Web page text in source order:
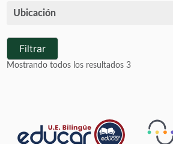
Ubicación
Filtrar
Mostrando todos los resultados 3